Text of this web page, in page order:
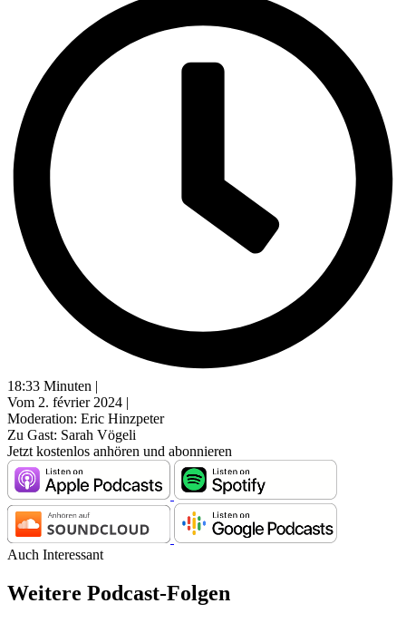
18:33 Minuten |
Vom 2. février 2024 |
Moderation: Eric Hinzpeter
Zu Gast: Sarah Vögeli
Jetzt kostenlos anhören und abonnieren
Auch Interessant
Weitere Podcast-Folgen